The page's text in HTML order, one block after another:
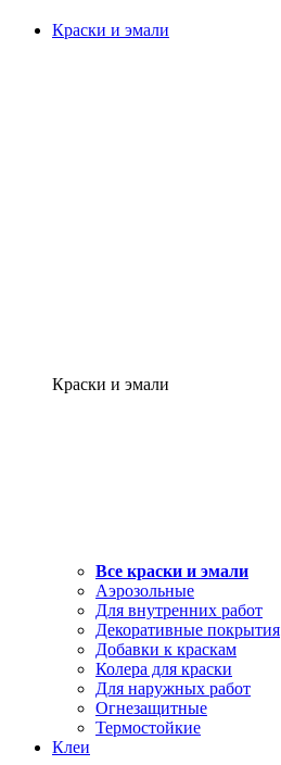
Краски и эмали
Краски и эмали
Все краски и эмали
Аэрозольные
Для внутренних работ
Декоративные покрытия
Добавки к краскам
Колера для краски
Для наружных работ
Огнезащитные
Термостойкие
Клеи